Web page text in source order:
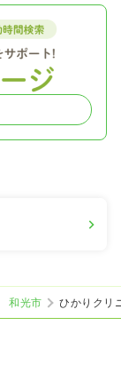
和光市
ひかりクリ